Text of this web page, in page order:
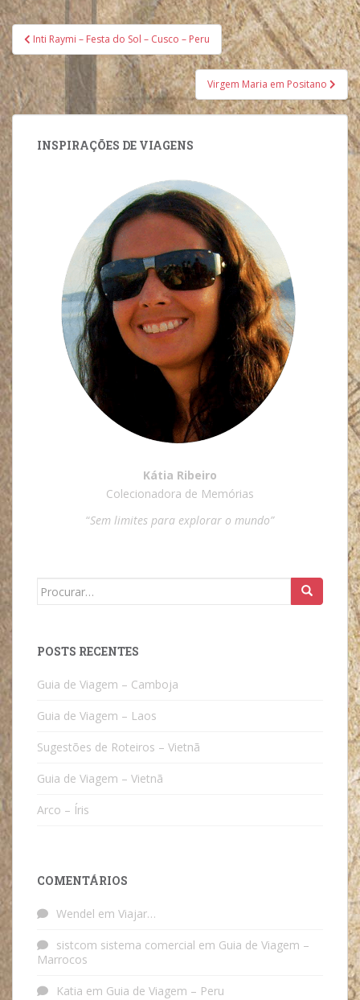
Navegação
de
Post
Inti Raymi – Festa do Sol – Cusco – Peru
Virgem Maria em Positano
INSPIRAÇÕES DE VIAGENS
Kátia Ribeiro
Colecionadora de Memórias
“Sem limites para explorar o mundo”
Search
POSTS RECENTES
Guia de Viagem – Camboja
Guia de Viagem – Laos
Sugestões de Roteiros – Vietnã
Guia de Viagem – Vietnã
Arco – Íris
COMENTÁRIOS
Wendel em Viajar…
sistcom sistema comercial em Guia de Viagem –
Marrocos
Katia em Guia de Viagem – Peru